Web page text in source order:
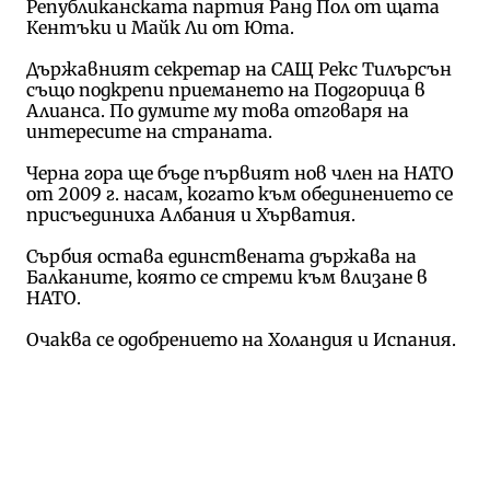
Републиканската партия Ранд Пол от щата
Кентъки и Майк Ли от Юта.
Държавният секретар на САЩ Рекс Тилърсън
също подкрепи приемането на Подгорица в
Алианса. По думите му това отговаря на
интересите на страната.
Черна гора ще бъде първият нов член на НАТО
от 2009 г. насам, когато към обединението се
присъединиха Албания и Хърватия.
Сърбия остава единствената държава на
Балканите, която се стреми към влизане в
НАТО.
Очаква се одобрението на Холандия и Испания.